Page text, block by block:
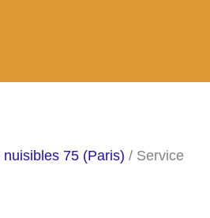
75 (Paris) / Service